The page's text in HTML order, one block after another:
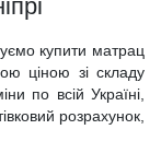
купити матрац
ціною зі складу
по всій Україні,
розрахунок,